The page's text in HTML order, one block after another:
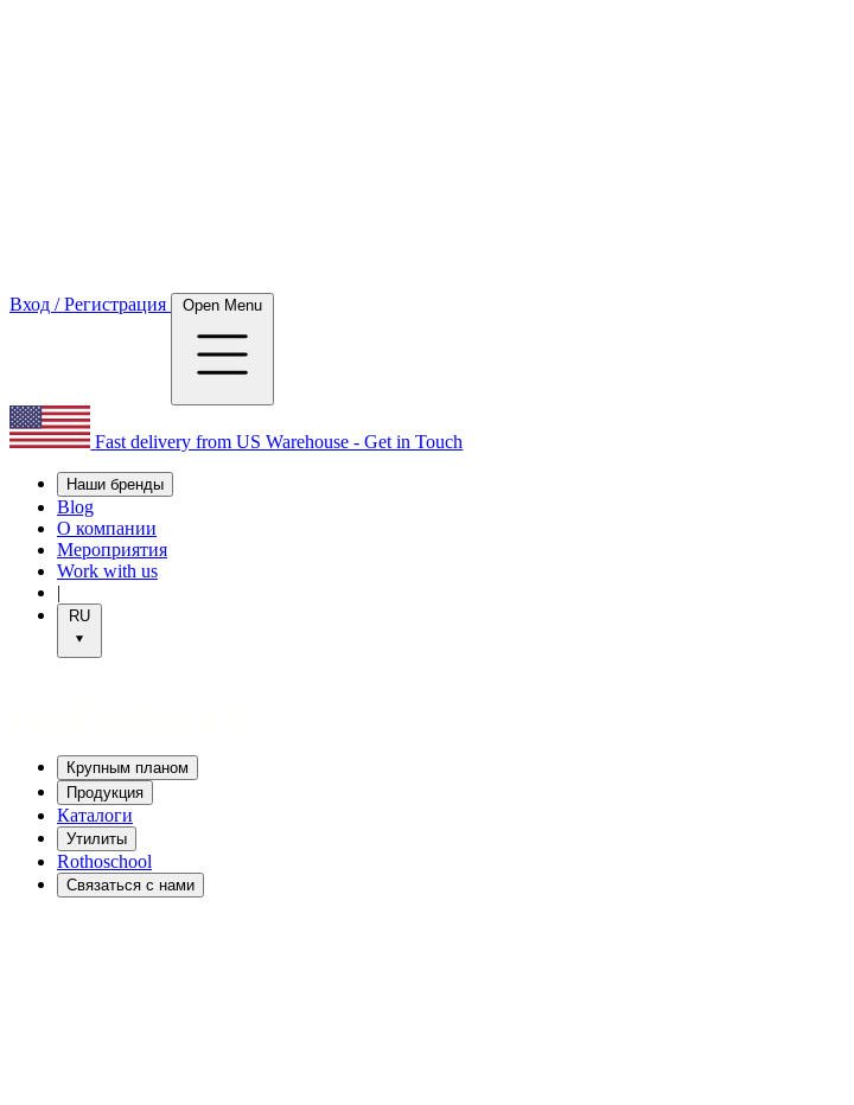
Вход / Регистрация Open Menu
Fast delivery from US Warehouse - Get in Touch
Наши бренды
Blog
О компании
Мероприятия
Work with us
|
RU
Крупным планом
Продукция
Каталоги
Утилиты
Rothoschool
Связаться с нами